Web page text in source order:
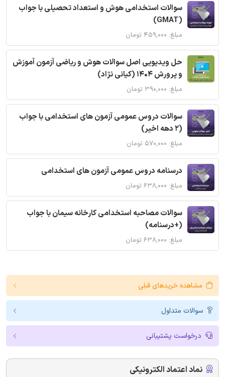
سوالات استخدامی هوش و استعداد تحصیلی با جواب
(GMAT)
مبلغ: ۴۵۹,۰۰۰ تومان
حل ویدیویی اصل سوالات هوش و ریاضی آزمون آموزش
و پرورش 1404 (کیانی نژاد)
مبلغ: ۳۹۰,۰۰۰ تومان
سوالات دروس عمومی آزمون های استخدامی با جواب
(2 دهه اخیر)
مبلغ: ۵۷۰,۰۰۰ تومان
درسنامه دروس عمومی آزمون های استخدامی
مبلغ: ۶۳۸,۰۰۰ تومان
سوالات مصاحبه استخدامی کارخانه سیمان با جواب
(+درسنامه)
مبلغ: ۶۳۸,۰۰۰ تومان
مشاهده خریدهای قبلی
سوالات متداول
درخواست پشتیبانی
نماد اعتماد الکترونیکی